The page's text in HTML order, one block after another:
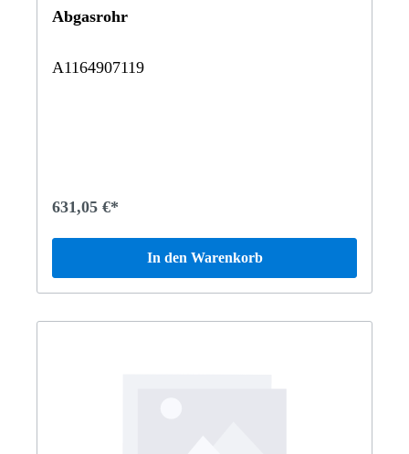
Abgasrohr
A1164907119
631,05 €*
In den Warenkorb